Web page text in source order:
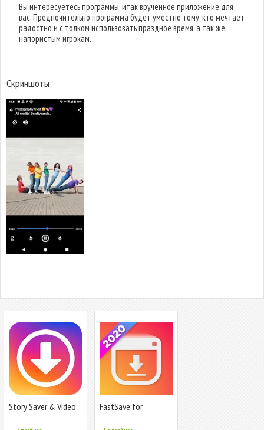
Вы интересуетесь программы, итак врученное приложение для
вас. Предпочительно программа будет уместно тому, кто мечтает
радостно и с толком использовать праздное время, а так же
напористым игрокам.
Скриншоты:
Story Saver & Video
Instagram - IG
FastSave for
Video downloader